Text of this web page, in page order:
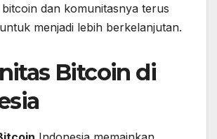
bitcoin dan komunitasnya terus
menjadi lebih berkelanjutan.
Bitcoin di